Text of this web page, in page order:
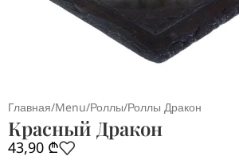
Главная/Menu/Роллы/Роллы Дракон
Красный Дракон
43,90 ₾